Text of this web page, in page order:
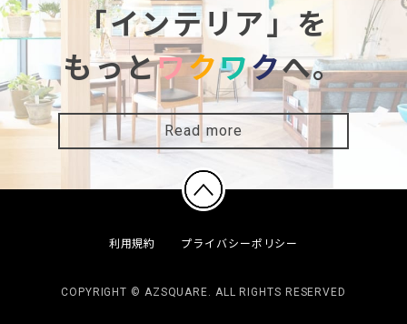
「インテリア」を
もっとワクワクへ。
Read more
利用規約 プライバシーポリシー
COPYRIGHT © AZSQUARE. ALL RIGHTS RESERVED